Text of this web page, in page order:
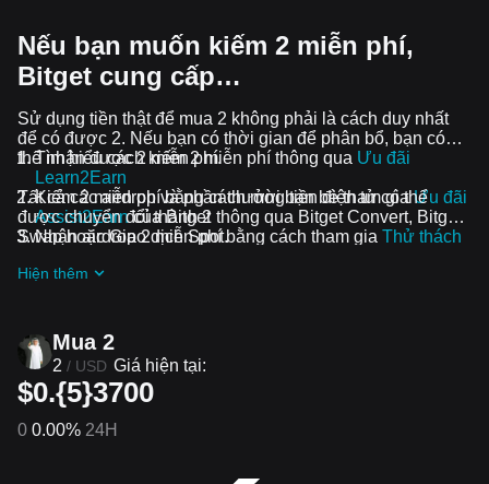
Nếu bạn muốn kiếm 2 miễn phí,
Bitget cung cấp…
Sử dụng tiền thật để mua 2 không phải là cách duy nhất
để có được 2. Nếu bạn có thời gian để phân bổ, bạn có
thể nhận được 2 miễn phí.
Tìm hiểu cách kiếm 2 miễn phí thông qua Ưu đãi
Learn2Earn
Kiếm 2 miễn phí bằng cách mời bạn bè tham giaƯu đãi
Assist2Earncủa Bitget
Nhận airdrop 2 miễn phí bằng cách tham gia Thử thách
Tất cả các airdrop và phần thưởng tiền điện tử có thể
được chuyển đổi thành 2 thông qua Bitget Convert, Bitget
Swap hoặc Giao dịch Spot.
Hiện thêm
Mua 2
2 / USD Giá hiện tại:
$0.{5}3700
0 0.00% 24H